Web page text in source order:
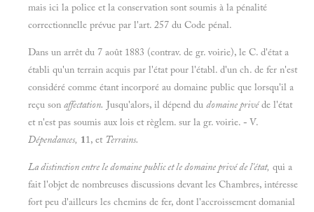
mais ici la police et la conservation sont soumis à la pénalité
correctionnelle prévue par l'art. 257 du Code pénal.
Dans un arrêt du 7 août 1883 (contrav. de gr. voirie), le C. d'état a
établi qu'un terrain acquis par l'état pour l'établ. d'un ch. de fer n'est
considéré comme étant incorporé au domaine public que lorsqu'il a
reçu son affectation. Jusqu'alors, il dépend du domaine privéde l'état
et n'est pas soumis aux lois et règlem. sur la gr. voirie. - V.
Dépendances, 11, et Terrains.
La distinction entre le domaine public et le domaine privé de l'état, qui a
fait l'objet de nombreuses discussions devant les Chambres, intéresse
fort peu d'ailleurs les chemins de fer, dont l'accroissement domanial